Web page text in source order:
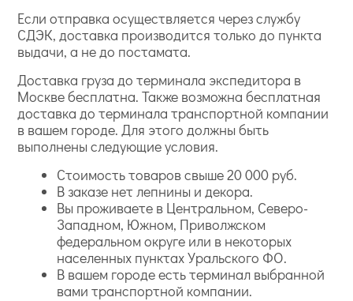
Если отправка осуществляется через службу
СДЭК, доставка производится только до пункта
выдачи, а не до постамата.
Доставка груза до терминала экспедитора в
Москве бесплатна. Также возможна бесплатная
доставка до терминала транспортной компании
в вашем городе. Для этого должны быть
выполнены следующие условия.
Стоимость товаров свыше 20 000 руб.
В заказе нет лепнины и декора.
Вы проживаете в Центральном, Северо-
Западном, Южном, Приволжском
федеральном округе или в некоторых
населенных пунктах Уральского ФО.
В вашем городе есть терминал выбранной
вами транспортной компании.